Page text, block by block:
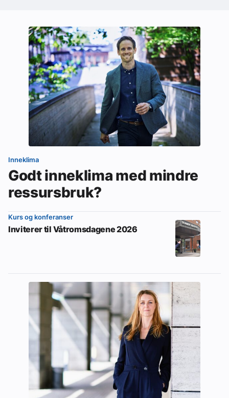
Inneklima
Godt inneklima med mindre
ressursbruk?
Kurs og konferanser
Inviterer til Våtromsdagene 2026